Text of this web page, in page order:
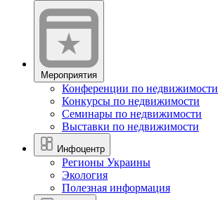
Мероприятия
Конференции по недвижимости
Конкурсы по недвижимости
Семинары по недвижимости
Выставки по недвижимости
Инфоцентр
Регионы Украины
Экология
Полезная информация